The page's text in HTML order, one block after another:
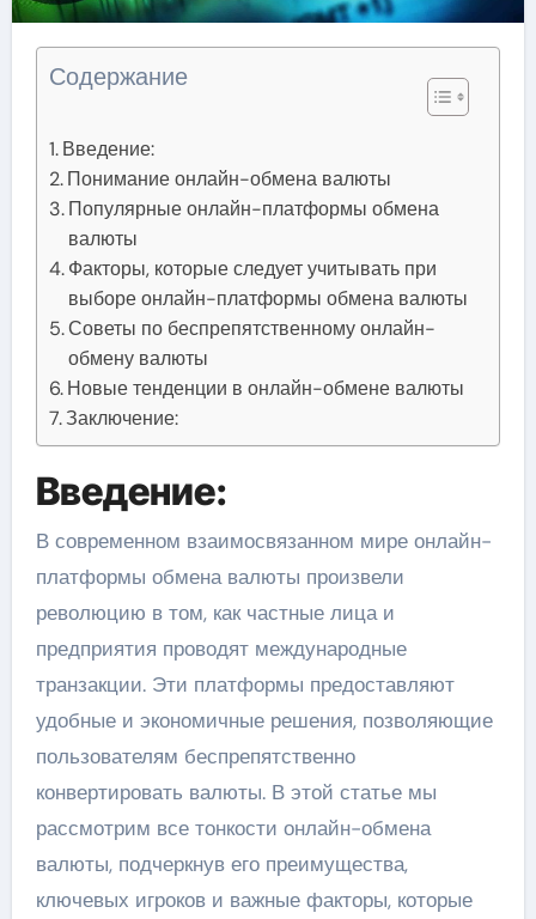
Содержание
Введение:
Понимание онлайн-обмена валюты
Популярные онлайн-платформы обмена
валюты
Факторы, которые следует учитывать при
выборе онлайн-платформы обмена валюты
Советы по беспрепятственному онлайн-
обмену валюты
Новые тенденции в онлайн-обмене валюты
Заключение:
Введение:
В современном взаимосвязанном мире онлайн-
платформы обмена валюты произвели
революцию в том, как частные лица и
предприятия проводят международные
транзакции. Эти платформы предоставляют
удобные и экономичные решения, позволяющие
пользователям беспрепятственно
конвертировать валюты. В этой статье мы
рассмотрим все тонкости онлайн-обмена
валюты, подчеркнув его преимущества,
ключевых игроков и важные факторы, которые